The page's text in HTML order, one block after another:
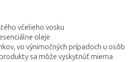
včelieho vosku
oleje
vo výnimočných prípadoch u osôb
sa môže vyskytnúť mierna